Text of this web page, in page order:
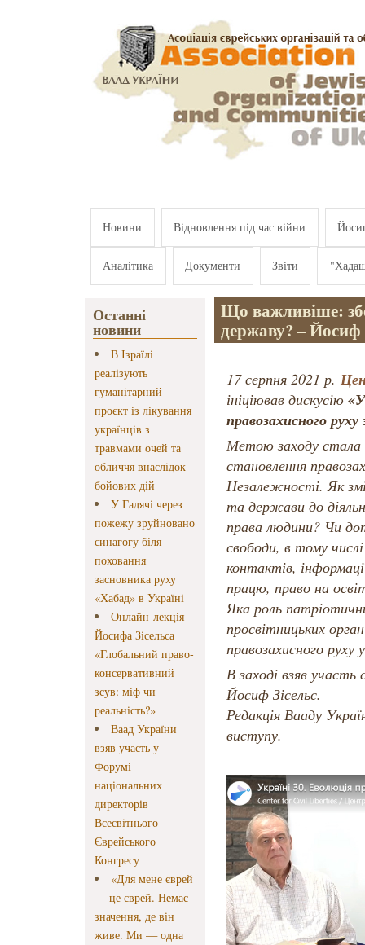
Новини Відновлення під час війни
Аналітика Документи Звіти
Останні
новини
В Ізраїлі
реалізують
гуманітарний
проєкт із лікування
українців з
травмами очей та
обличчя внаслідок
бойових дій
У Гадячі через
пожежу зруйновано
синагогу біля
поховання
засновника руху
«Хабад» в Україні
Онлайн-лекція
Йосифа Зісельса
«Глобальний право-
консервативний
зсув: міф чи
реальність?»
Ваад України
взяв участь у
Форумі
національних
директорів
Всесвітнього
Єврейського
Конгресу
«Для мене єврей
— це єврей. Немає
значення, де він
живе. Ми — одна
Що важливіше:
державу? – Йосиф
17 серпня 2021 р.
ініціював дискусію
правозахисного
Метою заходу стала
становлення
Незалежності. Як
та держави до
права людини? Чи
свободи, в тому
контактів,
працю, право на
Яка роль
просвітницьких
правозахисного руху
В заході взяв
Йосиф Зісельс.
Редакція Вааду
виступу.